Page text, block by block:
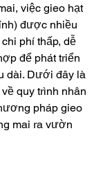
việc gieo hạt
được nhiều
phí thấp, dễ
để phát triển
dài. Dưới đây là
quy trình nhân
pháp gieo
mai ra vườn